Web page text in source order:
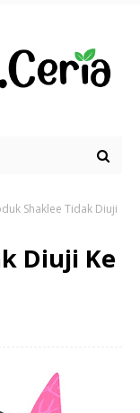
Shaklee Tidak Diuji
Diuji Ke